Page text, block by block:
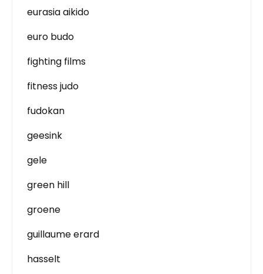
eurasia aikido
euro budo
fighting films
fitness judo
fudokan
geesink
gele
green hill
groene
guillaume erard
hasselt